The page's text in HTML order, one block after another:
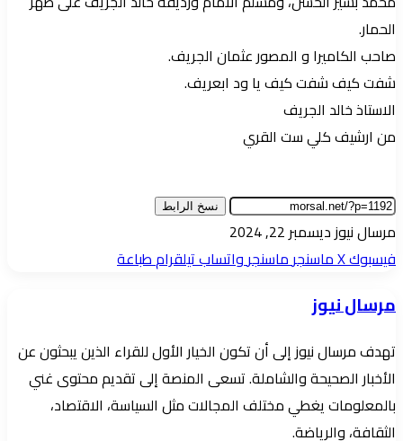
الحمار.
صاحب الكاميرا و المصور عثمان الجريف.
شفت كيف شفت كيف يا ود ابعريف.
الاستاذ خالد الجريف
من ارشيف كلي ست القري
نسخ الرابط
مرسال نيوزأرسل
بريدا
ديسمبر 22, 2024
فيسبوك‫Xماسنجرماسنجرواتسابتيلقرامطباعة
مرسال نيوز
تهدف مرسال نيوز إلى أن تكون الخيار الأول للقراء الذين يبحثون عن
الأخبار الصحيحة والشاملة. تسعى المنصة إلى تقديم محتوى غني
بالمعلومات يغطي مختلف المجالات مثل السياسة، الاقتصاد،
الثقافة، والرياضة.